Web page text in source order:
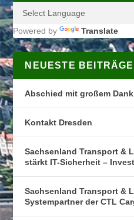
Powered by Translate
NEUESTE BEITRÄGE
Abschied mit großem
Kontakt Dresden
Sachsenland Transport &
stärkt IT-Sicherheit –
Sachsenland Transport &
Systempartner der CTL